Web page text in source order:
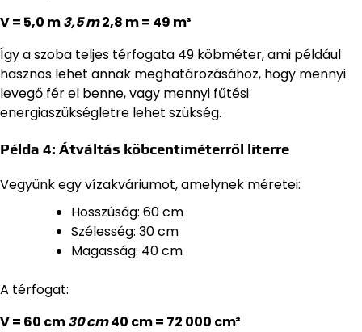
V = 5,0 m3,5 m2,8 m = 49 m³
Így a szoba teljes térfogata 49 köbméter, ami például
hasznos lehet annak meghatározásához, hogy mennyi
levegő fér el benne, vagy mennyi fűtési
energiaszükségletre lehet szükség.
Példa 4: Átváltás köbcentiméterről literre
Vegyünk egy vízakváriumot, amelynek méretei:
Hosszúság: 60 cm
Szélesség: 30 cm
Magasság: 40 cm
A térfogat:
V = 60 cm30 cm40 cm = 72 000 cm³